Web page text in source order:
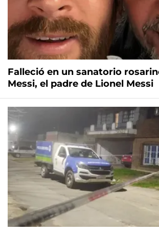
Falleció en un sanatorio
Messi, el padre de Lionel Messi